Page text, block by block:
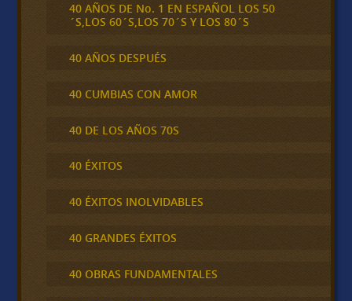
40 AÑOS DE No. 1 EN ESPAÑOL LOS 50
´S,LOS 60´S,LOS 70´S Y LOS 80´S
40 AÑOS DESPUÉS
40 CUMBIAS CON AMOR
40 DE LOS AÑOS 70S
40 ÉXITOS
40 ÉXITOS INOLVIDABLES
40 GRANDES ÉXITOS
40 OBRAS FUNDAMENTALES